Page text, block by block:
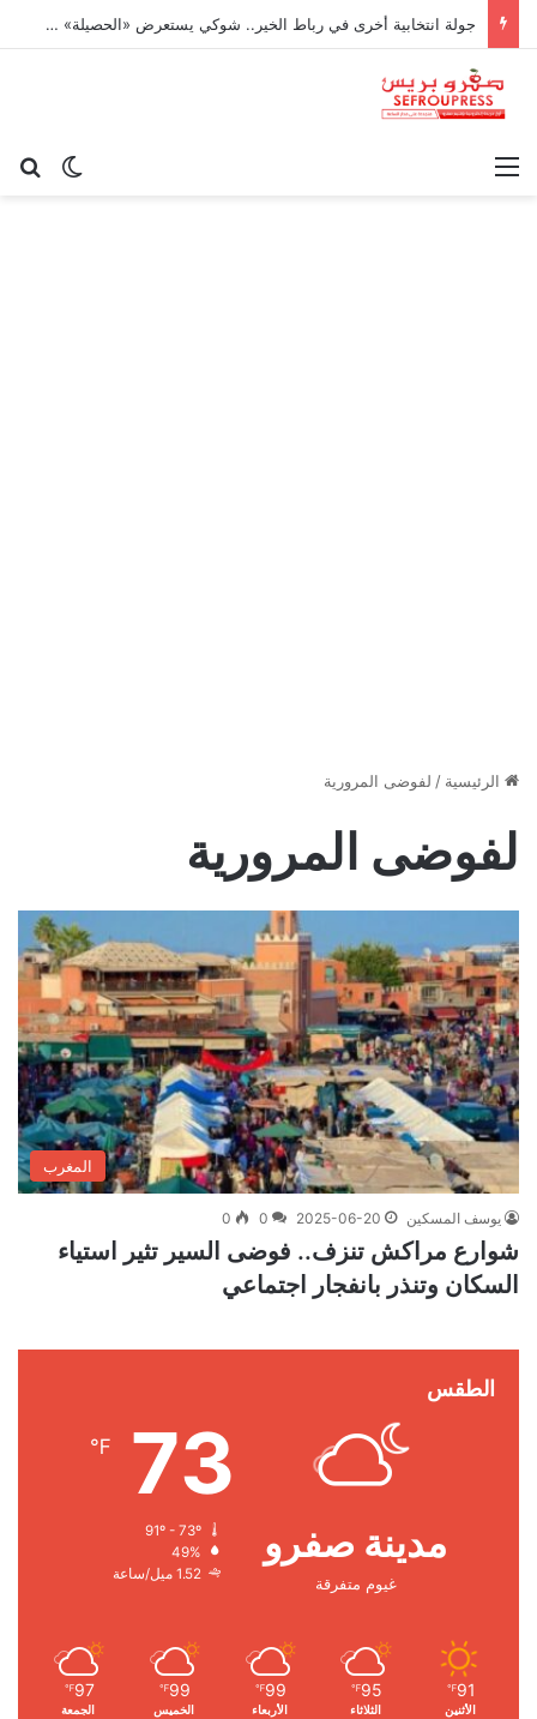
جولة انتخابية أخرى في رباط الخير.. شوكي يستعرض «الحصيلة» في إقليم لم يحصد من الحكومة سوى الزيارات!
الوضع القائمة
الرئيسية / لفوضى المرورية
لفوضى المرورية
المغرب
يوسف المسكين 2025-06-20
0
0
شوارع مراكش تنزف.. فوضى السير تثير استياء
السكان وتنذر بانفجار اجتماعي
الطقس
مدينة صفرو
غيوم متفرقة
73
℉
49%
1.52 ميل/ساعة
91
℉
الأثنين
95
℉
الثلاثاء
99
℉
الأربعاء
99
℉
الخميس
97
℉
الجمعة